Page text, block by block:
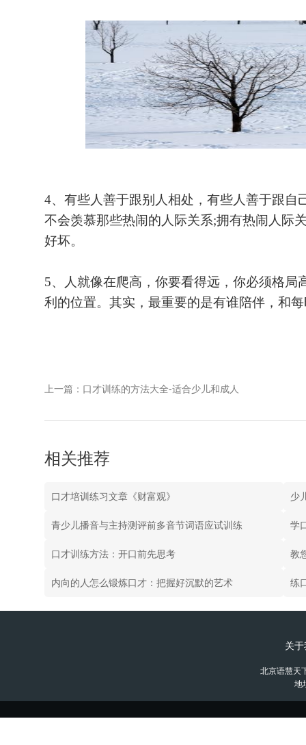
4、有些人善于跟别人相处，有些人善于跟
不会羡慕那些热闹的人际关系;拥有热闹人际
好坏。
5、人就像在爬高，你要看得远，你必须格
利的位置。其实，最重要的是有谁陪伴，和
上一篇：口才训练的方法大全-适合少儿和成人
相关推荐
口才培训练习文章《财富观》 少
青少儿播音与主持测评前多音节词语应试训练 学
口才训练方法：开口前先思考 教
内向的人怎么锻炼口才：把握好沉默的艺术 练
关
北京语慧天
地